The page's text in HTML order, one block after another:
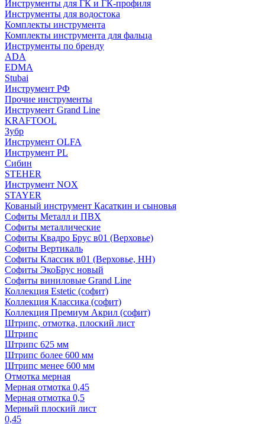
Инструменты для ГК и ГК-профиля
Инструменты для водостока
Комплекты инструмента
Комплекты инструмента для фальца
Инструменты по бренду
ADA
EDMA
Stubai
Инструмент РФ
Прочие инструменты
Инструмент Grand Line
KRAFTOOL
Зубр
Инструмент OLFA
Инструмент PL
Сибин
STEHER
Инструмент NOX
STAYER
Кованый инструмент Касаткин и сыновья
Софиты Металл и ПВХ
Софиты металлические
Софиты Квадро Брус в01 (Верховье)
Софиты Вертикаль
Софиты Классик в01 (Верховье, НН)
Софиты ЭкоБрус новый
Софиты виниловые Grand Line
Коллекция Estetic (софит)
Коллекция Классика (софит)
Коллекция Премиум Акрил (софит)
Штрипс, отмотка, плоский лист
Штрипс
Штрипс 625 мм
Штрипс более 600 мм
Штрипс менее 600 мм
Отмотка мерная
Мерная отмотка 0,45
Мерная отмотка 0,5
Мерный плоский лист
0,45